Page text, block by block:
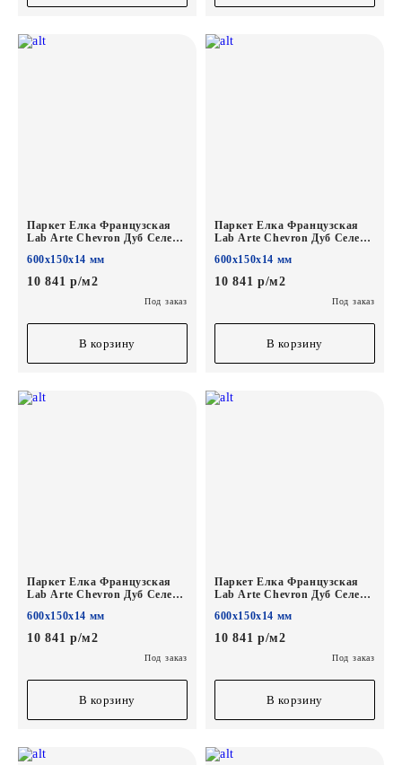
Паркет Елка Французская
Lab Arte Chevron Дуб Селект
600/450х150х14/3/45°
600х150х14 мм
10 841 р/м2
Под заказ
В корзину
Паркет Елка Французская
Lab Arte Chevron Дуб Селект
600/450х150х14/3/45°
600х150х14 мм
10 841 р/м2
Под заказ
В корзину
Паркет Елка Французская
Lab Arte Chevron Дуб Селект
600/450х150х14/3/45°
600х150х14 мм
10 841 р/м2
Под заказ
В корзину
Паркет Елка Французская
Lab Arte Chevron Дуб Селект
600/450х150х14/3/45°
600х150х14 мм
10 841 р/м2
Под заказ
В корзину